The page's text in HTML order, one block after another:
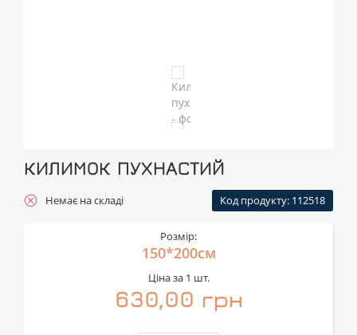
КИЛИМОК ПУХНАСТИЙ
Немає на складі Код продукту: 112518
Розмір:
150*200см
Ціна за 1 шт.
630,00 грн